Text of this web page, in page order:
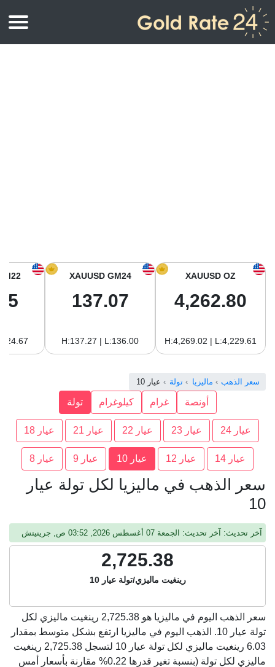
أسعار الذهب في أمريكا الجنوبية
XAUUSD OZ
4,262.80
H:4,269.02 | L:4,229.61
XAUUSD GM24
137.07
H:137.27 | L:136.00
سعر الذهب ماليزيا تولة عيار 10
أونصة غرام كيلوغرام تولة
عيار 24 عيار 23 عيار 22 عيار 21 عيار 18
عيار 14 عيار 12 عيار 10 عيار 9 عيار 8
سعر الذهب في ماليزيا لكل تولة عيار
10
آخر تحديث: آخر تحديث: الجمعة 07 أغسطس 2026, 03:52 ص, جرينيتش
2,725.38
رينغيت ماليزي/تولة عيار 10
سعر الذهب اليوم في ماليزيا هو 2,725.38 رينغيت ماليزي لكل
تولة عيار 10. الذهب اليوم في ماليزيا ارتفع بشكل متوسط بمقدار
6.03 رينغيت ماليزي لكل تولة عيار 10 لتسجل 2,725.38 رينغيت
ماليزي لكل تولة (بنسبة تغير قدرها 0.22% مقارنة بأسعار أمس